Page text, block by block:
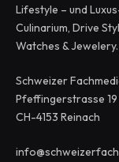
Lifestyle – und
Culinarium, Drive
Watches & Jewelery.
Schweizer
Pfeffingerstrasse 19
CH-4153 Reinach